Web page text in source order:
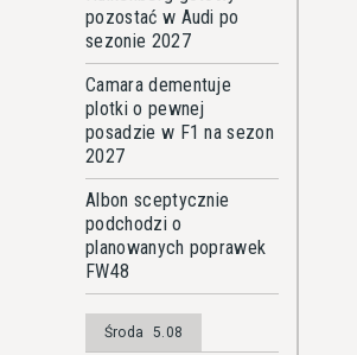
pozostać w Audi po
sezonie 2027
Camara dementuje
plotki o pewnej
posadzie w F1 na sezon
2027
Albon sceptycznie
podchodzi o
planowanych poprawek
FW48
Środa 5.08